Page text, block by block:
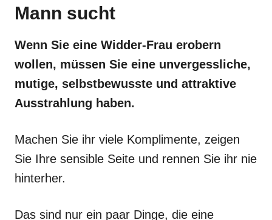
Mann sucht
Wenn Sie eine Widder-Frau erobern
wollen, müssen Sie eine unvergessliche,
mutige, selbstbewusste und attraktive
Ausstrahlung haben.
Machen Sie ihr viele Komplimente, zeigen
Sie Ihre sensible Seite und rennen Sie ihr nie
hinterher.
Das sind nur ein paar Dinge, die eine